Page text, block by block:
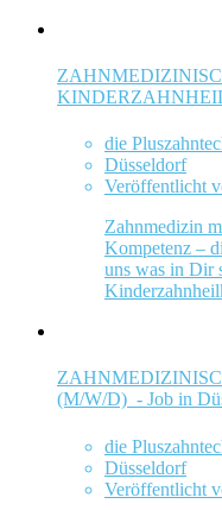
die
Düsseldorf
Veröffentlicht
Zahnmedizin
Kompetenz –
uns was in Dir
(M/W/D) - Job in
die
Düsseldorf
Veröffentlicht